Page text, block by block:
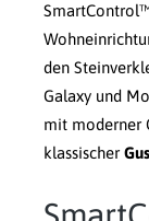
den
Galaxy und
mit moderner
klassischer